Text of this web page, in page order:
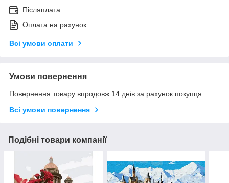
Післяплата
Оплата на рахунок
Всі умови оплати
Умови повернення
Повернення товару впродовж 14 днів за рахунок покупця
Всі умови повернення
Подібні товари компанії